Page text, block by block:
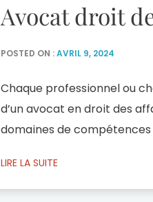
Avocat droit
POSTED ON :AVRIL 9, 2024
Chaque professionnel ou
d’un avocat en droit des
domaines de
et financier. Pour vous
LIRE LA SUITE